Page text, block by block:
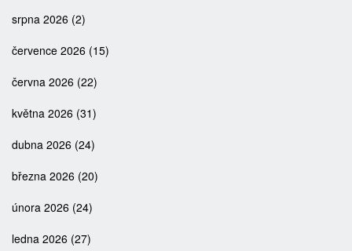
srpna 2026 (2)
července 2026 (15)
června 2026 (22)
května 2026 (31)
dubna 2026 (24)
března 2026 (20)
února 2026 (24)
ledna 2026 (27)